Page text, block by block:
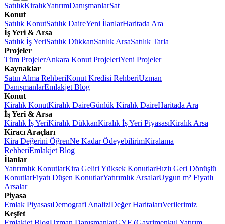
SatılıkKiralıkYatırımDanışmanlarSat
Konut
Satılık KonutSatılık DaireYeni İlanlarHaritada Ara
İş Yeri & Arsa
Satılık İş YeriSatılık DükkanSatılık ArsaSatılık Tarla
Projeler
Tüm ProjelerAnkara Konut ProjeleriYeni Projeler
Kaynaklar
Satın Alma RehberiKonut Kredisi RehberiUzman
DanışmanlarEmlakjet Blog
Konut
Kiralık KonutKiralık DaireGünlük Kiralık DaireHaritada Ara
İş Yeri & Arsa
Kiralık İş YeriKiralık DükkanKiralık İş Yeri PiyasasıKiralık Arsa
Kiracı Araçları
Kira Değerini ÖğrenNe Kadar ÖdeyebilirimKiralama
RehberiEmlakjet Blog
İlanlar
Yatırımlık KonutlarKira Geliri Yüksek KonutlarHızlı Geri Dönüşlü
KonutlarFiyatı Düşen KonutlarYatırımlık ArsalarUygun m² Fiyatlı
Arsalar
Piyasa
Emlak PiyasasıDemografi AnaliziDeğer HaritalarıVerilerimiz
Keşfet